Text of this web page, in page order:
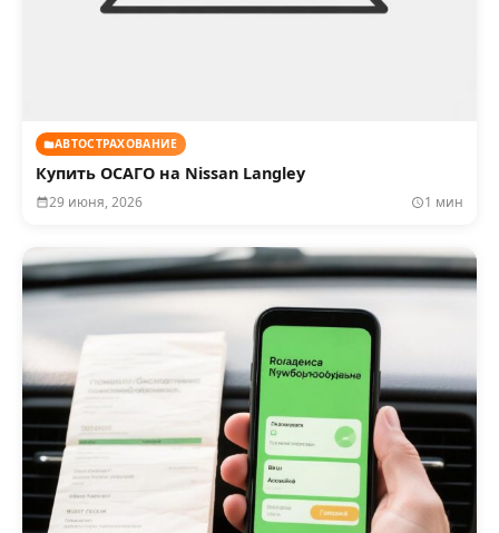
АВТОСТРАХОВАНИЕ
Купить ОСАГО на Nissan Langley
29 июня, 2026 1 мин